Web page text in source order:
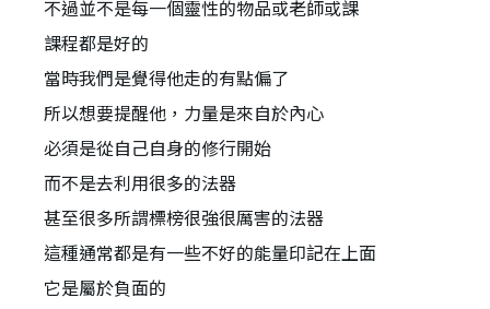
不過並不是每一個靈性的物品或老師或課
課程都是好的
當時我們是覺得他走的有點偏了
所以想要提醒他，力量是來自於內心
必須是從自己自身的修行開始
而不是去利用很多的法器
甚至很多所謂標榜很強很厲害的法器
這種通常都是有一些不好的能量印記在上面
它是屬於負面的